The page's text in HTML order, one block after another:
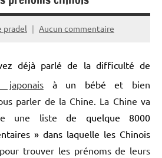
pradel Aucun commentaire
déjà parlé de la difficulté de
japonais à un bébé et bien
parler de la Chine. La Chine va
une liste de quelque 8000
» dans laquelle les Chinois
trouver les prénoms de leurs